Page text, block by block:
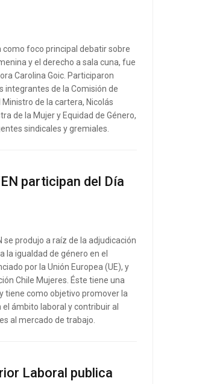
como foco principal debatir sobre
y el derecho a sala cuna, fue
Carolina Goic. Participaron
integrantes de la Comisión de
de la cartera, Nicolás
de la Mujer y Equidad de Género,
sindicales y gremiales.
participan del Día
se produjo a raíz de la adjudicación
la igualdad de género en el
por la Unión Europea (UE), y
Chile Mujeres. Éste tiene una
tiene como objetivo promover la
ámbito laboral y contribuir al
al mercado de trabajo.
Laboral publica